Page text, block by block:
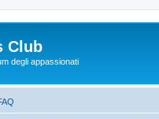
Club
degli appassionati